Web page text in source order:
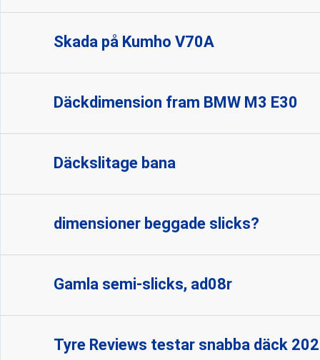
Skada på Kumho V70A
Däckdimension fram BMW M3 E30
Däckslitage bana
dimensioner beggade slicks?
Gamla semi-slicks, ad08r
Tyre Reviews testar snabba däck